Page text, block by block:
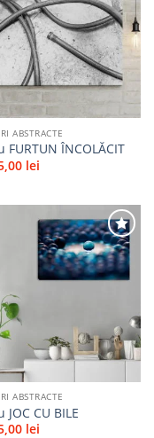
Adaugă
la
favorite
ABSTRACTE
FURTUN ÎNCOLĂCIT
lei
Adaugă
ABSTRACTE
JOC CU BILE
lei